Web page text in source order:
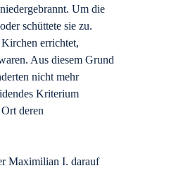
Um die
schüttete sie zu.
errichtet,
Aus diesem Grund
nicht mehr
Kriterium
deren
Maximilian I. darauf